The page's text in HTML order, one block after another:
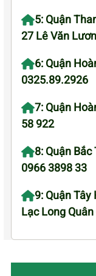
5: Quận
27 Lê Văn
6: Quận
0325.89.2926
7: Quận
58 922
8: Quận
0966 3898 33
9: Quận Tây
Lạc Long